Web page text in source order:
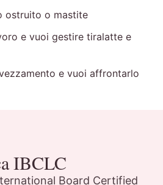
ostruito o mastite
e vuoi gestire tiralatte e
e vuoi affrontarlo
IBCLC
Board Certified